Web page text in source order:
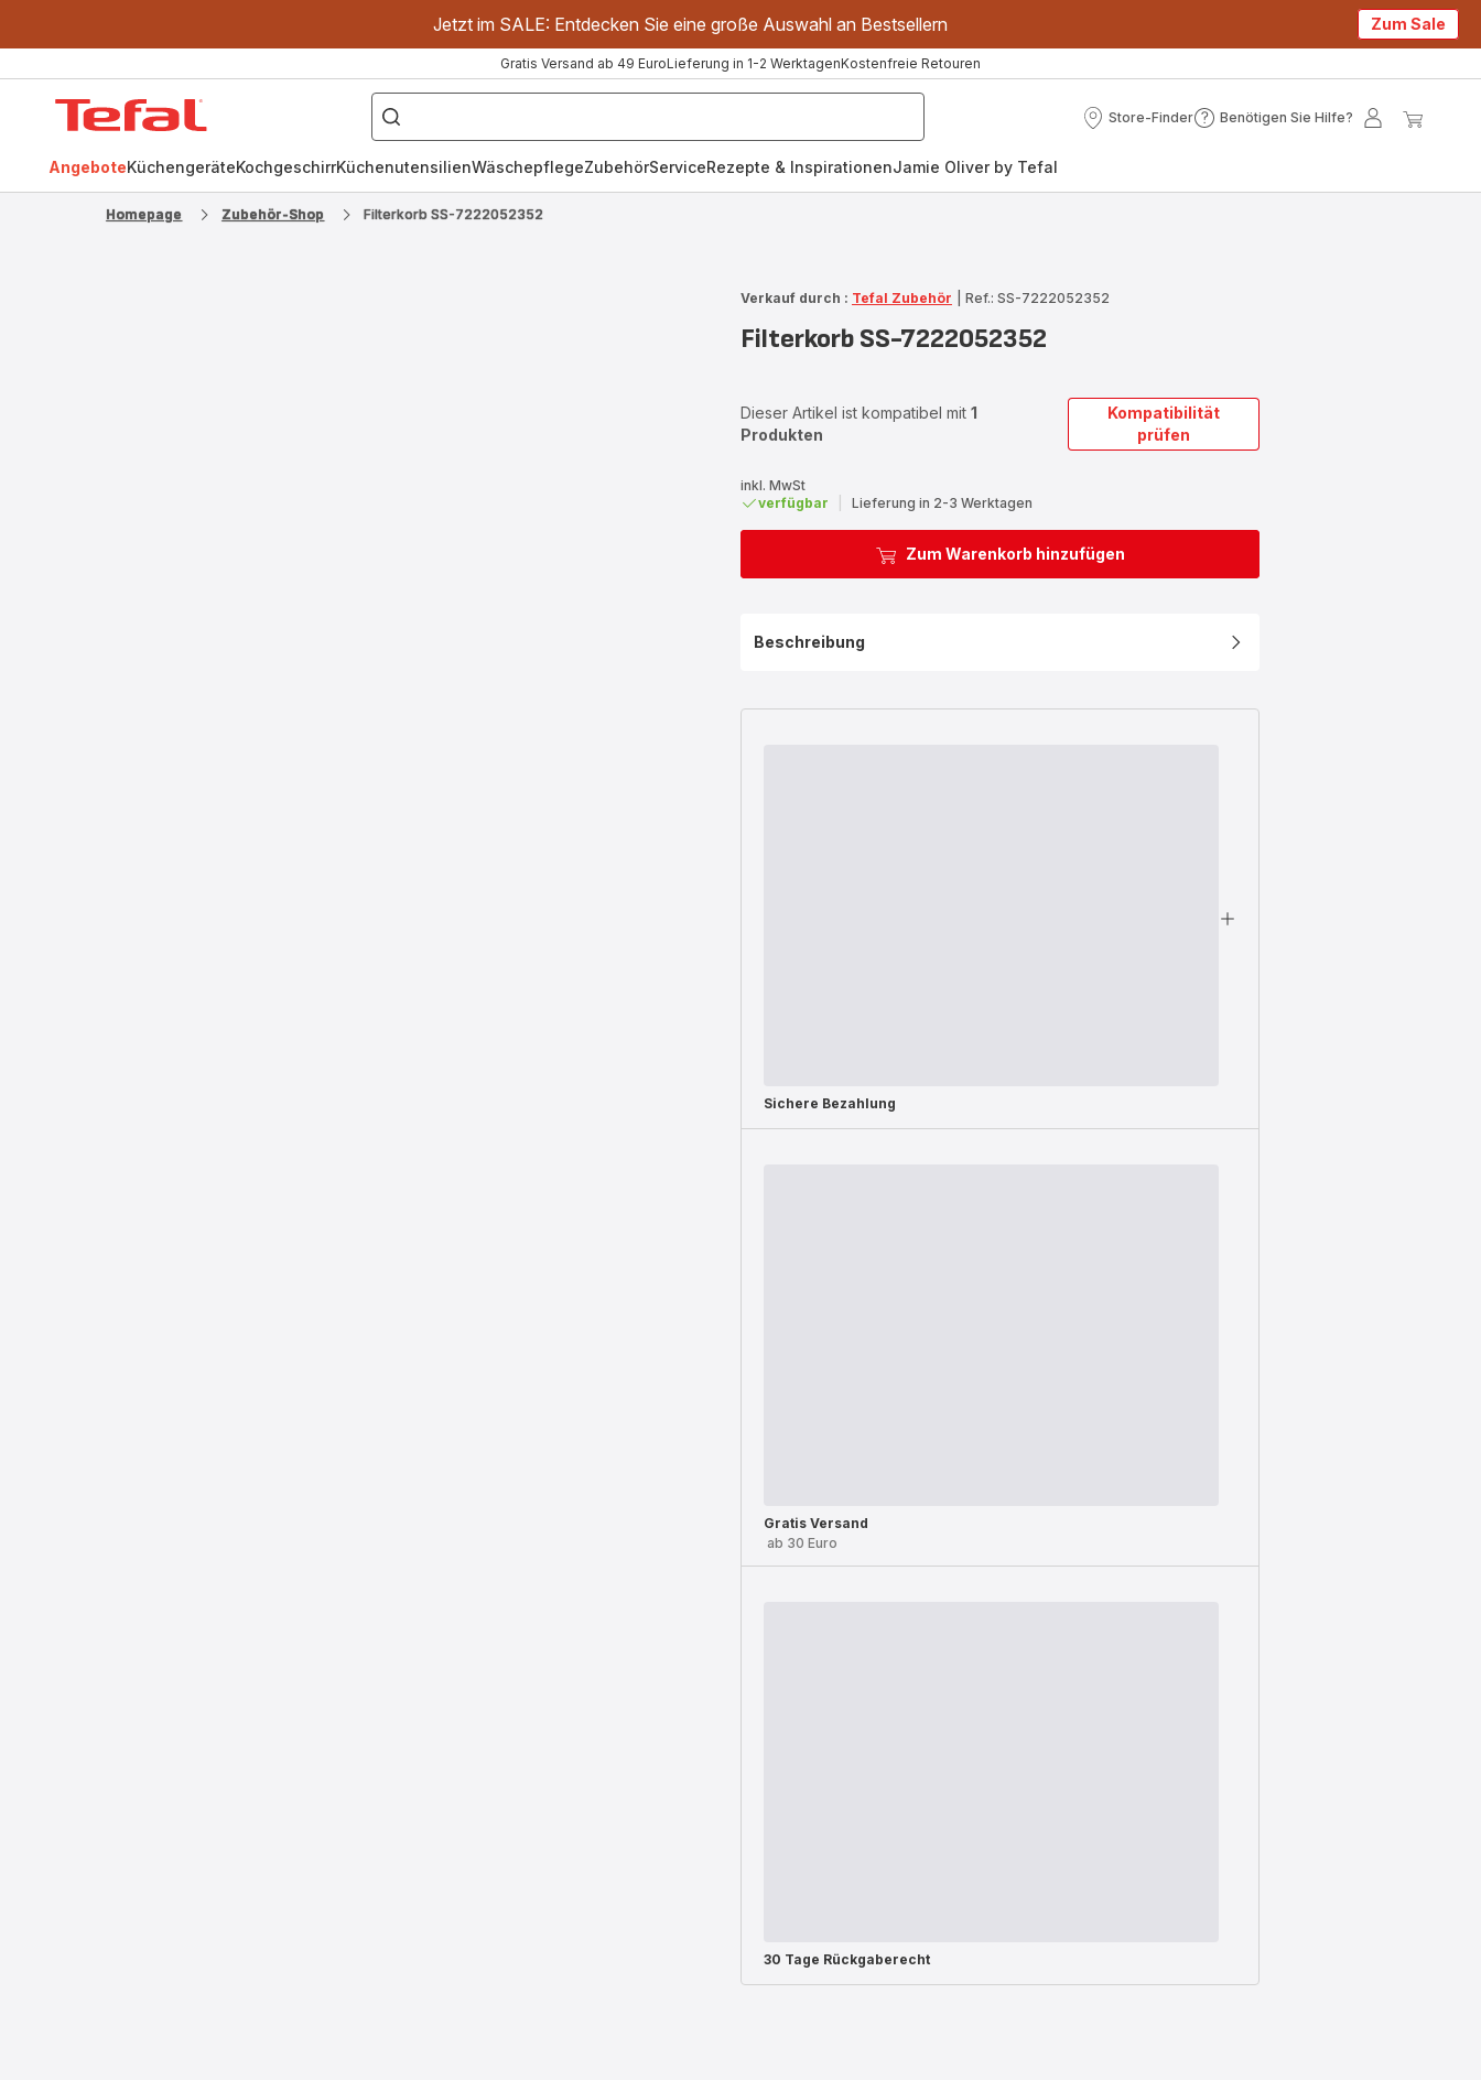
Jetzt im SALE: Entdecken Sie eine große Auswahl an Bestsellern Zum Sale
Gratis Versand ab 49 EuroLieferung in 1-2 WerktagenKostenfreie Retouren
["OptiGrill","Easy
Fry","Pfanne"]
Store-Finder
Store-
Benötigen Sie Hilfe?
Benötigen
Mein
AngeboteKüchengeräteKochgeschirrKüchenutensilienWäschepflegeZubehörServiceRezepte & InspirationenJamie Oliver by Tefal
Homepage Zubehör-Shop Filterkorb SS-7222052352
Verkauf durch : Tefal Zubehör Ref.: SS-7222052352
Filterkorb SS-7222052352
Dieser Artikel ist kompatibel mit 1
Produkten
Kompatibilität
prüfen
inkl. MwSt
verfügbar
Lieferung in 2-3 Werktagen
Zum Warenkorb hinzufügen
Beschreibung
Sichere Bezahlung
Gratis Versand
ab 30 Euro
30 Tage Rückgaberecht